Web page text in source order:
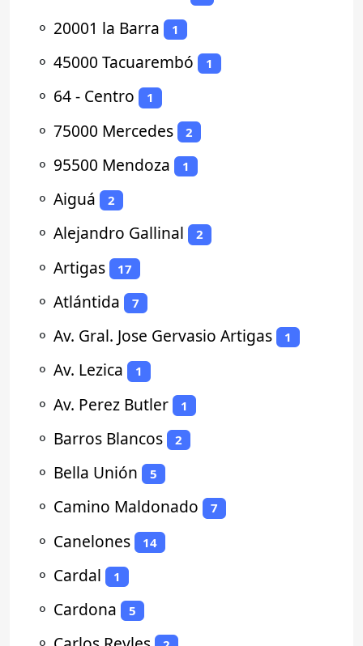
⚬ 20001 la Barra 1
⚬ 45000 Tacuarembó 1
⚬ 64 - Centro 1
⚬ 75000 Mercedes 2
⚬ 95500 Mendoza 1
⚬ Aiguá 2
⚬ Alejandro Gallinal 2
⚬ Artigas 17
⚬ Atlántida 7
⚬ Av. Gral. Jose Gervasio Artigas 1
⚬ Av. Lezica 1
⚬ Av. Perez Butler 1
⚬ Barros Blancos 2
⚬ Bella Unión 5
⚬ Camino Maldonado 7
⚬ Canelones 14
⚬ Cardal 1
⚬ Cardona 5